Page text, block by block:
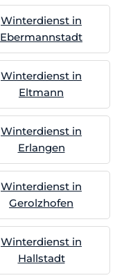
Winterdienst in
Ebermannstadt
Winterdienst in
Eltmann
Winterdienst in
Erlangen
Winterdienst in
Gerolzhofen
Winterdienst in
Hallstadt